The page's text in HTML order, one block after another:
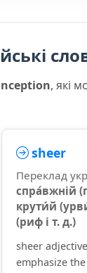
, які
sheer
Переклад
спра́вжній
крути́й
(риф і т. д.)
sheer
emphasize